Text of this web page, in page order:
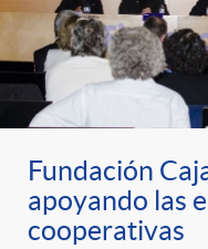
Fundación
apoyando las
cooperativas